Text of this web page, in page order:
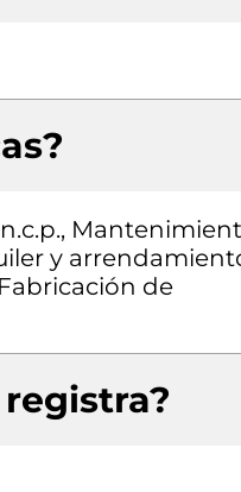
y
de